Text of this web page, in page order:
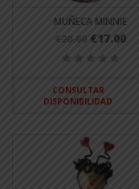
MUÑECA MINNIE
€20.00 €17.00
CONSULTAR
DISPONIBILIDAD